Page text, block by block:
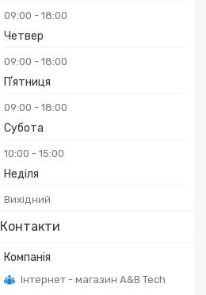
09:00 18:00
Четвер
09:00 18:00
Пʼятниця
09:00 18:00
Субота
10:00 15:00
Неділя
Вихідний
Контакти
Інтернет - магазин A&B Tech